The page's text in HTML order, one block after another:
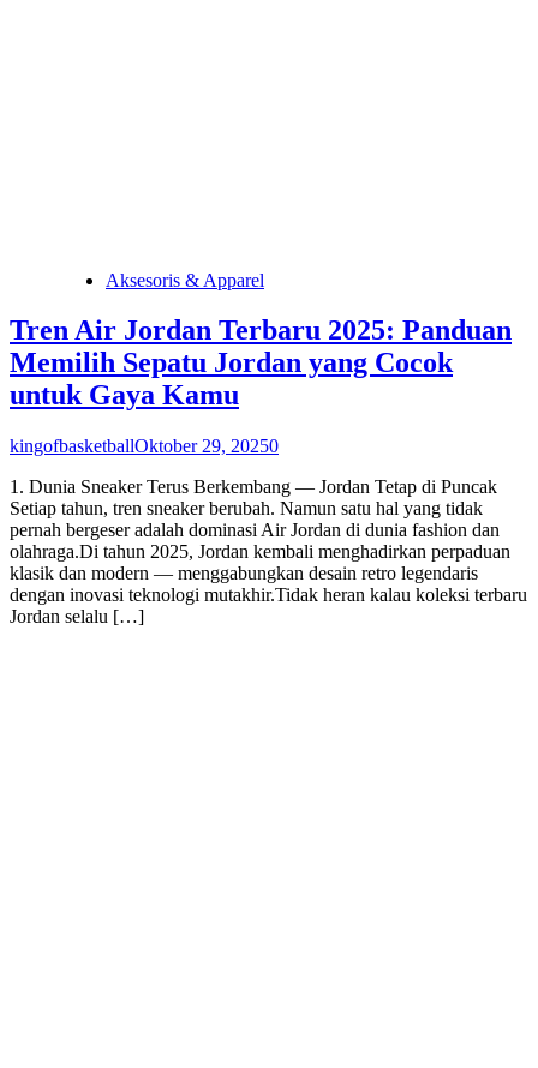
Aksesoris & Apparel
Tren Air Jordan Terbaru 2025: Panduan
Memilih Sepatu Jordan yang Cocok
untuk Gaya Kamu
kingofbasketballOktober 29, 20250
1. Dunia Sneaker Terus Berkembang — Jordan Tetap di Puncak
Setiap tahun, tren sneaker berubah. Namun satu hal yang tidak
pernah bergeser adalah dominasi Air Jordan di dunia fashion dan
olahraga.Di tahun 2025, Jordan kembali menghadirkan perpaduan
klasik dan modern — menggabungkan desain retro legendaris
dengan inovasi teknologi mutakhir.Tidak heran kalau koleksi terbaru
Jordan selalu […]